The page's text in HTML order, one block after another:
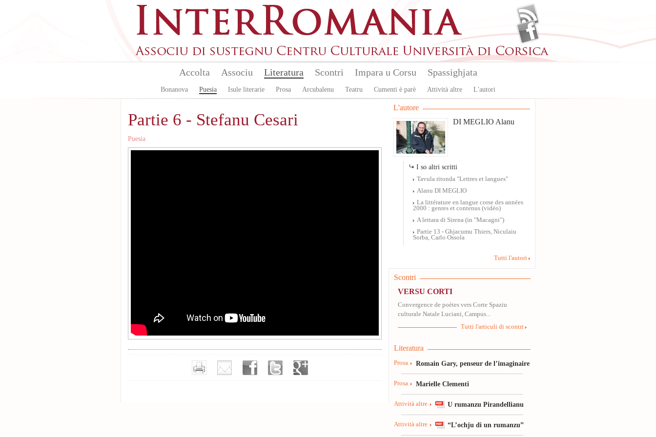
Accolta Associu Literatura
Bonanova Puesia Isule literarie Prosa Arcubalenu Teatru Cumenti è parè Attività altre L'autori
Scontri Impara u Corsu Spassighjata
Partie 6 - Stefanu Cesari
Puesia
L'autore
DI MEGLIO Alanu
I so altri scritti
Tavula ritonda "Lettres et langues"
Alanu DI MEGLIO
La littérature en langue corse des années
2000 : genres et contenus (vidéo)
A lettara di Sirena (in "Macagni")
Partie 13 - Ghjacumu Thiers, Niculaiu
Sorba, Carlo Ossola
Tutti l'autori
Scontri
VERSU CORTI
Convergence de poètes vers Corte Spaziu
culturale Natale Luciani, Campus...
Tutti l'articuli di scontri
Literatura
Prosa Romain Gary, penseur de l’imaginaire
Prosa Marielle Clementi
Attività altre U rumanzu Pirandellianu
Attività altre “L’ochju di un rumanzu”